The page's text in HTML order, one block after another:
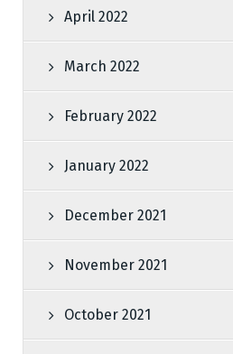
April 2022
March 2022
February 2022
January 2022
December 2021
November 2021
October 2021